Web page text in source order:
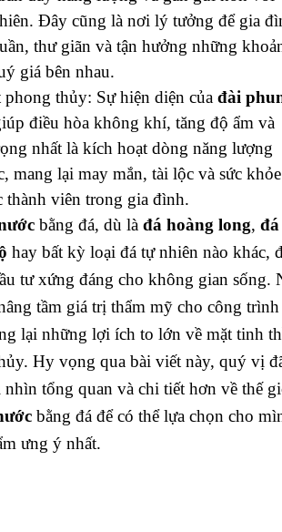
Đây cũng là nơi lý tưởng để gia
thư giãn và tận hưởng những
giá bên nhau.
phong thủy: Sự hiện diện của đài
điều hòa không khí, tăng độ ẩm và
nhất là kích hoạt dòng năng lượng
mang lại may mắn, tài lộc và sức khỏe
thành viên trong gia đình.
bằng đá, dù là đá hoàng long, đá
hay bất kỳ loại đá tự nhiên nào khác,
tư xứng đáng cho không gian sống.
tầm giá trị thẩm mỹ cho công trình
lại những lợi ích to lớn về mặt tinh
Hy vọng qua bài viết này, quý vị
nhìn tổng quan và chi tiết hơn về thế
bằng đá để có thể lựa chọn cho
ưng ý nhất.